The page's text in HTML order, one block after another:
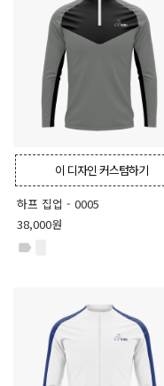
이 디자인 커스텀하기
하프 집업 - 0005
38,000원
label